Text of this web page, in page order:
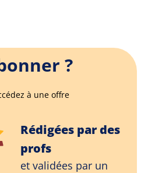
?
à une offre
Rédigées par des
profs
et validées par un